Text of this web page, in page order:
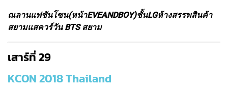
ณลานแฟชันโซน(หน้าEVEANDBOY)ชั้นLGห้างสรรพสินค้า
สยามแสควร์วัน BTS สยาม
เสาร์ที่ 29
KCON 2018 Thailand